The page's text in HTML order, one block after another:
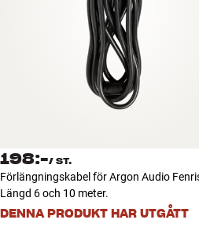
Tillbehör
INSPIRATION
MÄRKEN
ERBJUDANDEN
Hitta Butik
198:-/ ST.
Förlängningskabel för Argon Audio
Längd 6 och 10 meter.
DENNA PRODUKT HAR UTGÅTT